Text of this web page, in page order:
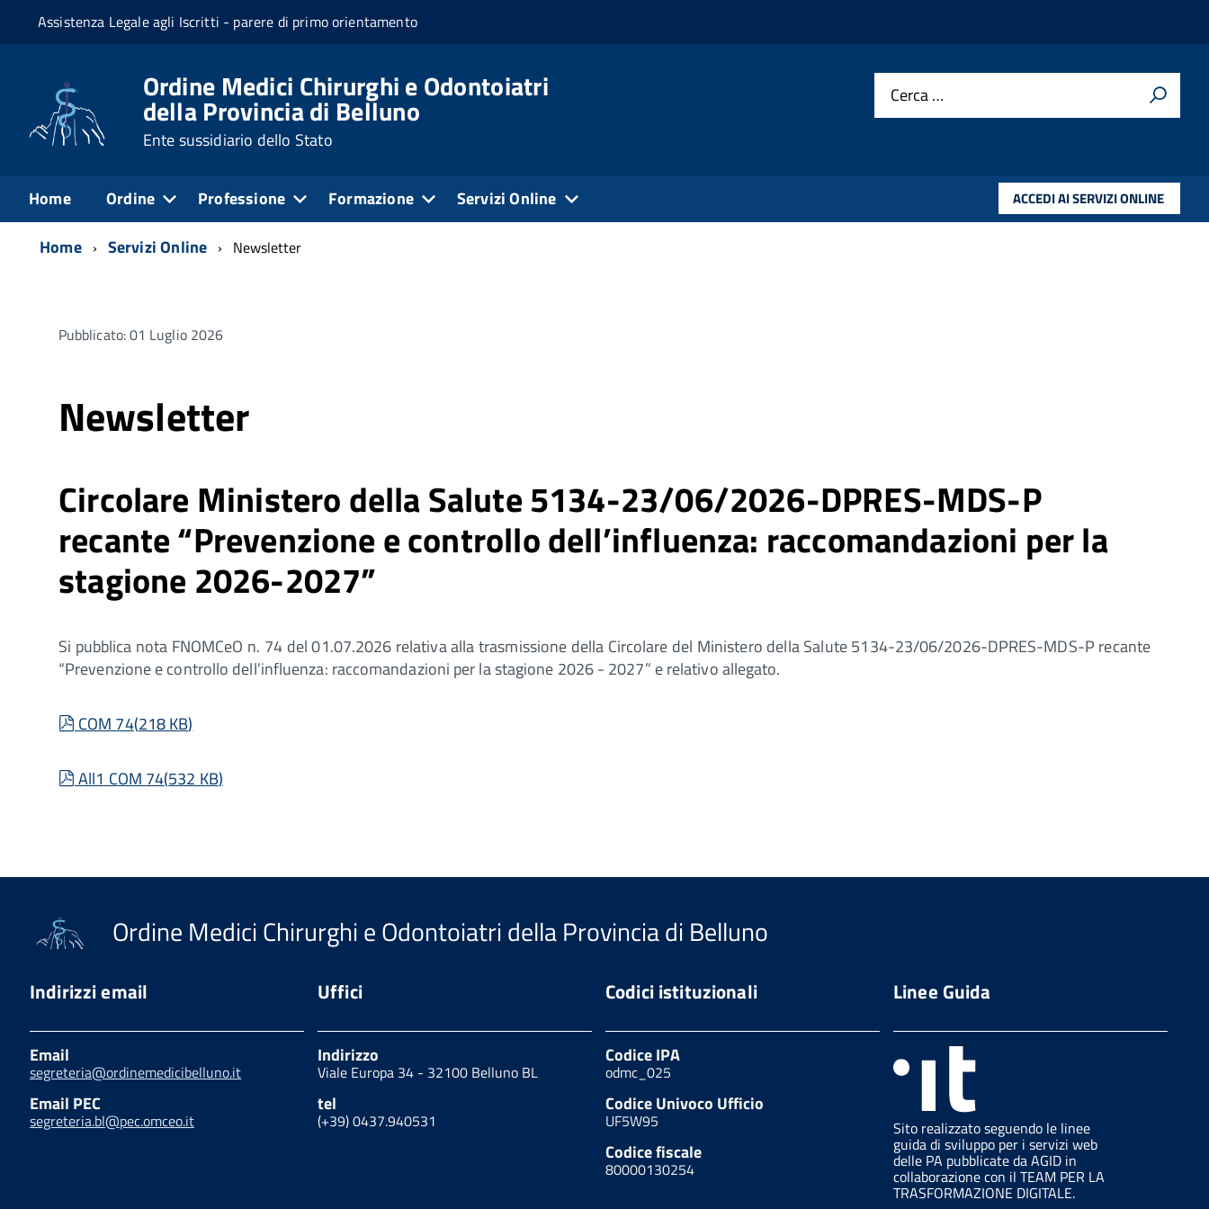
Assistenza Legale agli Iscritti - parere di primo orientamento
Ordine Medici Chirurghi e Odontoiatri
della Provincia di Belluno
Ente sussidiario dello Stato
Cerca …
Home Ordine Professione Formazione Servizi Online ACCEDI AI SERVIZI ONLINE
Home Servizi Online Newsletter
Pubblicato: 01 Luglio 2026
Newsletter
Circolare Ministero della Salute 5134-23/06/2026-DPRES-MDS-P
recante “Prevenzione e controllo dell’influenza: raccomandazioni per la
stagione 2026-2027”
Si pubblica nota FNOMCeO n. 74 del 01.07.2026 relativa alla trasmissione della Circolare del Ministero della Salute 5134-23/06/2026-DPRES-MDS-P recante
“Prevenzione e controllo dell’influenza: raccomandazioni per la stagione 2026 - 2027” e relativo allegato.
pdf
COM 74(218 KB)
pdf
All1 COM 74(532 KB)
Ordine Medici Chirurghi e Odontoiatri della Provincia di Belluno
Indirizzi email
Email
segreteria@ordinemedicibelluno.it
Email PEC
segreteria.bl@pec.omceo.it
Uffici
Indirizzo
Viale Europa 34 - 32100 Belluno BL
tel
(+39) 0437.940531
Codici istituzionali
Codice IPA
odmc_025
Codice Univoco Ufficio
UF5W95
Codice fiscale
80000130254
Linee Guida
Sito realizzato seguendo le linee
guida di sviluppo per i servizi web
delle PA pubblicate da AGID in
collaborazione con il TEAM PER LA
TRASFORMAZIONE DIGITALE.